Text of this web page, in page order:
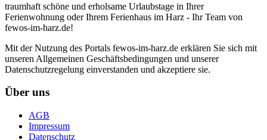
traumhaft schöne und erholsame Urlaubstage in Ihrer
Ferienwohnung oder Ihrem Ferienhaus im Harz - Ihr Team von
fewos-im-harz.de!
Mit der Nutzung des Portals fewos-im-harz.de erklären Sie sich mit
unseren Allgemeinen Geschäftsbedingungen und unserer
Datenschutzregelung einverstanden und akzeptiere sie.
Über uns
AGB
Impressum
Datenschutz